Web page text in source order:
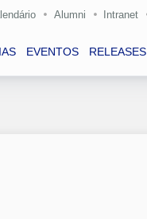
Alumni Intranet
EVENTOS RELEASES